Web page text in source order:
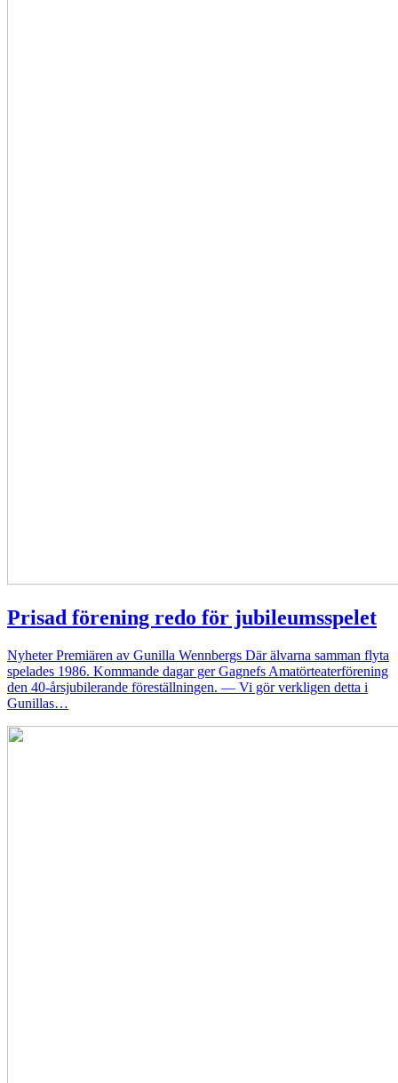
Prisad förening redo för jubileumsspelet
Nyheter Premiären av Gunilla Wennbergs Där älvarna samman flyta
spelades 1986. Kommande dagar ger Gagnefs Amatörteaterförening
den 40-årsjubilerande föreställningen. — Vi gör verkligen detta i
Gunillas…